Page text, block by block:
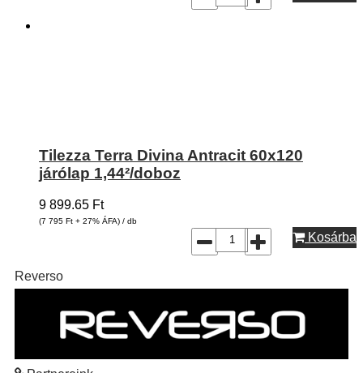
Tilezza Terra Divina Antracit 60x120
járólap 1,44²/doboz
9 899.65 Ft
(7 795 Ft + 27% ÁFA) / db
Kosárba
Reverso